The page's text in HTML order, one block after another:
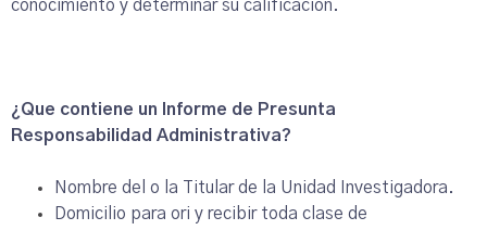
conocimiento y determinar su calificación.
¿Que contiene un Informe de Presunta
Responsabilidad Administrativa?
Nombre del o la Titular de la Unidad Investigadora.
Domicilio para ori y recibir toda clase de